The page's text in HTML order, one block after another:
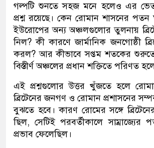
গল্পটি শুনতে সহজ মনে হলেও এর
প্রশ্ন রয়েছে। কেন রোমান শাসনের পতন
ইউরোপের অন্য অঞ্চলগুলোর তুলনায়
নিল? কী কারণে জার্মানিক জনগোষ্ঠী
করল? আর কীভাবে সপ্তম শতকের শুরুতেই
বিস্তীর্ণ অঞ্চলের প্রধান শক্তিতে পরিণত
এই প্রশ্নগুলোর উত্তর খুঁজতে হলে
ব্রিটেনের জনগণ ও রোমান প্রশাসনের
বুঝতে হবে। কারণ রোমের সঙ্গে
ছিল, সেটিই পরবর্তীকালে
প্রভাব ফেলেছিল।